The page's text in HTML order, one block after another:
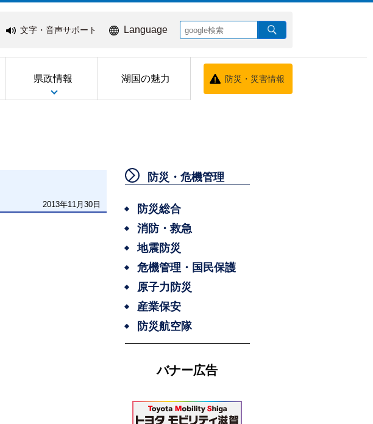
文字・音声サポート Language
県政情報 湖国の魅力 防災・災害情報
2013年11月30日
防災・危機管理
防災総合
消防・救急
地震防災
危機管理・国民保護
原子力防災
産業保安
防災航空隊
バナー広告